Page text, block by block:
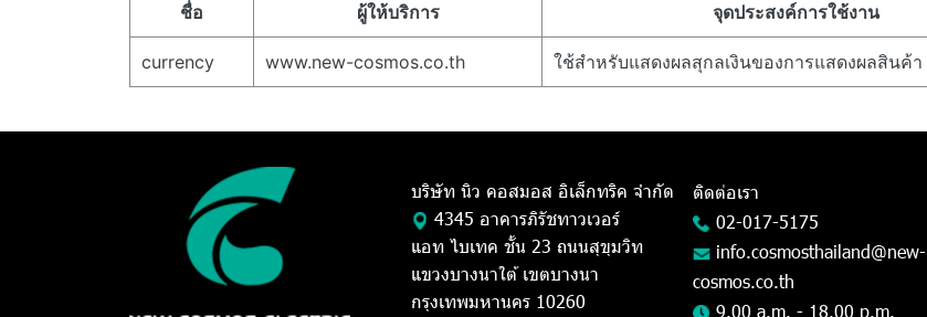
ชื่อ ผู้ให้บริการ จุดประสงค์การใช้งาน
currency www.new-cosmos.co.th ใช้สำหรับแสดงผลสุกลเงินของการแสดงผลสินค้า
บริษัท นิว คอสมอส อิเล็กทริค จำกัด
4345 อาคารภิรัชทาวเวอร์
แอท ไบเทค ชั้น 23 ถนนสุขุมวิท
แขวงบางนาใต้ เขตบางนา
กรุงเทพมหานคร 10260
ติดต่อเรา
02-017-5175
info.cosmosthailand@new-
cosmos.co.th
9.00 a.m. - 18.00 p.m.